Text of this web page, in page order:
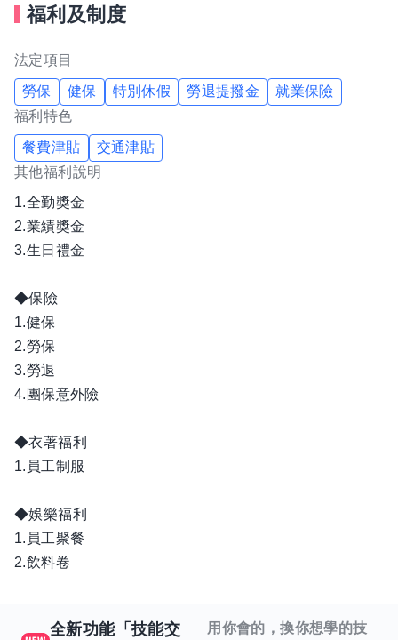
福利及制度
法定項目
勞保 健保 特別休假 勞退提撥金
就業保險
福利特色
餐費津貼
交通津貼
其他福利說明
1.全勤獎金
2.業績獎金
3.生日禮金
◆保險
1.健保
2.勞保
3.勞退
4.團保意外險
◆衣著福利
1.員工制服
◆娛樂福利
1.員工聚餐
2.飲料卷
全新功能「技能交
用你會的，換你想學的技